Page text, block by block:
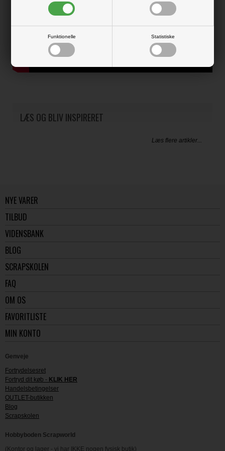
Funktionelle Statistiske
LÆS OG BLIV INSPIRERET
Læs flere artikler...
NYE VARER
TILBUD
VIDENSBANK
BLOG
SCRAPSKOLEN
FAQ
OM OS
FAVORITLISTE
MIN KONTO
Genveje
Fortrydelsesret
Fortryd dit køb - KLIK HER
Handelsbetingelser
OUTLET-butikken
Blog
Scrapskolen
Hobbyboden Scrapworld
(Kontor og lager - vi har IKKE nogen fysisk butik)